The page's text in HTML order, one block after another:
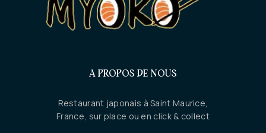
A PROPOS DE NOUS
Restaurant japonais à Saint Maurice,
France, sur place ou en click & collect